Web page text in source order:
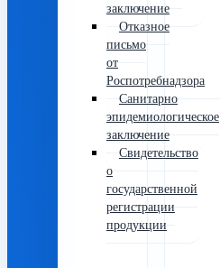
заключение
Отказное
письмо
от
Роспотребнадзора
Санитарно
эпидемиологическое
заключение
Свидетельство
о
государственной
регистрации
продукции